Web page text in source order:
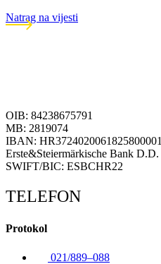
Natrag na vijesti
OIB: 84238675791
MB: 2819074
IBAN: HR3724020061825800001
Erste&Steiermärkische Bank D.D.
SWIFT/BIC: ESBCHR22
TELEFON
Protokol
021/889–088